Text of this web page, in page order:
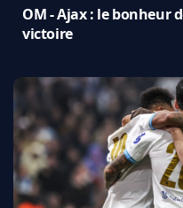
OM - Ajax : le bonheur
victoire